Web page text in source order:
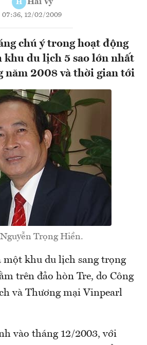
H Hải Vy
07:36, 12/02/2009
chú ý trong hoạt động
khu du lịch 5 sao lớn nhất
năm 2008 và thời gian tới
Trọng Hiền.
một khu du lịch sang trọng
trên đảo hòn Tre, do Công
và Thương mại Vinpearl
vào tháng 12/2003, với